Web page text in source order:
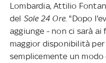
Lombardia, Attilio
del Sole 24 Ore. "Dopo
aggiunge - non ci sarà
maggior disponibilità
semplicemente un